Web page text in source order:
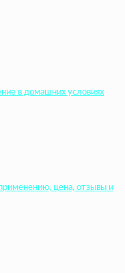
в домашних условиях
цена, отзывы и